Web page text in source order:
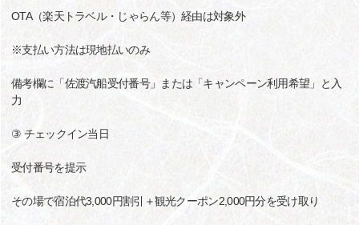
OTA（楽天トラベル・じゃらん等）経由は対象外
※支払い方法は現地払いのみ
備考欄に「佐渡汽船受付番号」または「キャンペーン利用希望」と入
力
③ チェックイン当日
受付番号を提示
その場で宿泊代3,000円割引＋観光クーポン2,000円分を受け取り